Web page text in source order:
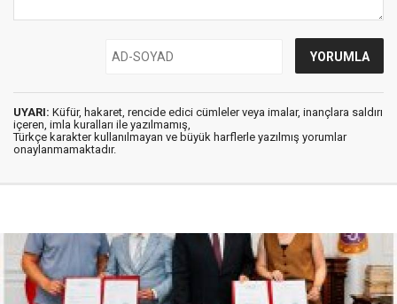
UYARI: Küfür, hakaret, rencide edici cümleler veya imalar, inançlara saldırı
içeren, imla kuralları ile yazılmamış,
Türkçe karakter kullanılmayan ve büyük harflerle yazılmış yorumlar
onaylanmamaktadır.